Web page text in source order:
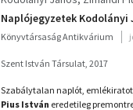
Naplójegyzetek Kodolányi
Könyvtársaság Antikvárium
Szent István Társulat, 2017
Szabálytalan naplót,
Pius István eredetileg